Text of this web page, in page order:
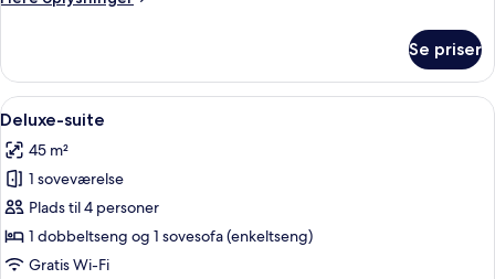
Suite
Se priser
Indlæs
alle
billeder
af
Deluxe-
suite
1 soveværelse, premium-sengetøj,
11
Deluxe-suite
45 m²
1 soveværelse
Plads til 4 personer
1 dobbeltseng og 1 sovesofa (enkeltseng)
Gratis Wi-Fi